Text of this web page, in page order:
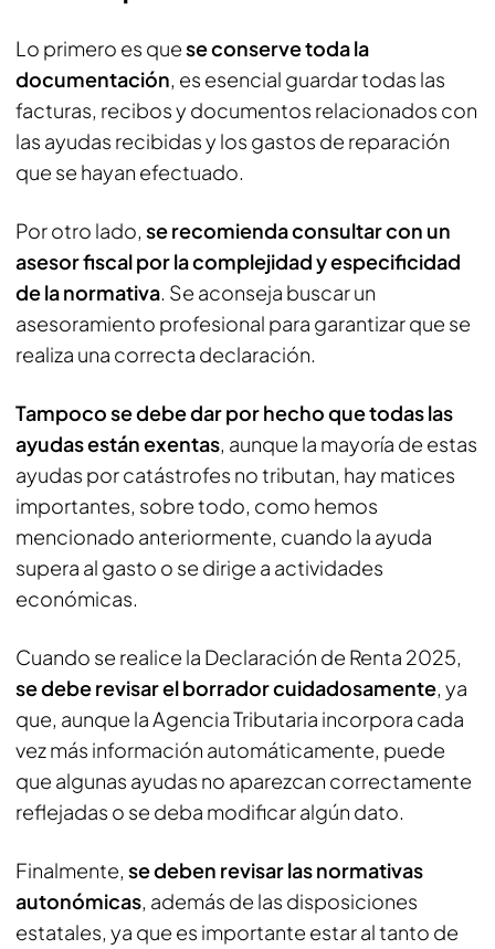
Lo primero es quese conserve toda la
documentación, es esencial guardar todas las
facturas, recibos y documentos relacionados con
las ayudas recibidas y los gastos de reparación
que se hayan efectuado.
Por otro lado, se recomienda consultar con un
asesor fiscal por la complejidad y especificidad
de la normativa. Se aconseja buscar un
asesoramiento profesional para garantizar que se
realiza una correcta declaración.
Tampoco se debe dar por hecho que todas las
ayudas están exentas, aunque la mayoría de estas
ayudas por catástrofes no tributan, hay matices
importantes, sobre todo, como hemos
mencionado anteriormente, cuando la ayuda
supera al gasto o se dirige a actividades
económicas.
Cuando se realice la Declaración de Renta 2025,
se debe revisar el borrador cuidadosamente, ya
que, aunque la Agencia Tributaria incorpora cada
vez más información automáticamente, puede
que algunas ayudas no aparezcan correctamente
reflejadas o se deba modificar algún dato.
Finalmente, se deben revisar las normativas
autonómicas, además de las disposiciones
estatales, ya que es importante estar al tanto de